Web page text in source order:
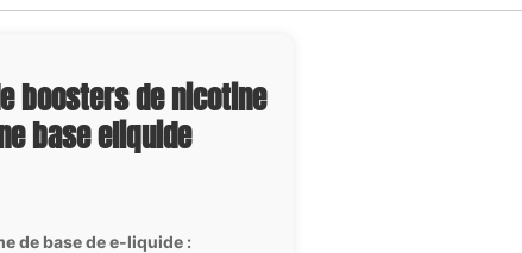
boosters de nicotine
base eliquide
de base de e-liquide :